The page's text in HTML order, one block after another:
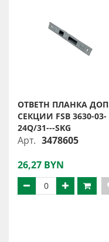
ОТВЕТН ПЛАНКА ДОП
СЕКЦИИ FSB 3630-03-
24Q/31---SKG
Арт. 3478605
26,27 BYN